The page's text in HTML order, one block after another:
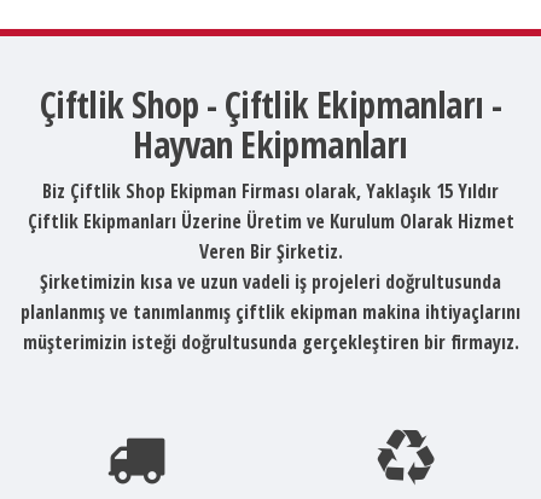
Çiftlik Shop - Çiftlik Ekipmanları -
Hayvan Ekipmanları
Biz Çiftlik Shop Ekipman Firması olarak, Yaklaşık 15 Yıldır
Çiftlik Ekipmanları Üzerine Üretim ve Kurulum Olarak Hizmet
Veren Bir Şirketiz.
Şirketimizin kısa ve uzun vadeli iş projeleri doğrultusunda
planlanmış ve tanımlanmış çiftlik ekipman makina ihtiyaçlarını
müşterimizin isteği doğrultusunda gerçekleştiren bir firmayız.